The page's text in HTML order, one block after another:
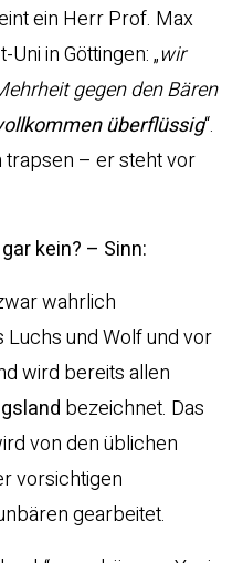
ein Herr Prof. Max
in Göttingen: „wir
gegen den Bären
überflüssig“.
trapsen – er steht vor
kein? – Sinn:
wahrlich
und Wolf und vor
wird bereits allen
bezeichnet. Das
von den üblichen
vorsichtigen
gearbeitet.